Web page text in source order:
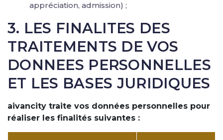
appréciation, admission) ;
3. LES FINALITES DES
TRAITEMENTS DE VOS
DONNEES PERSONNELLES
ET LES BASES JURIDIQUES
aivancity traite vos données personnelles pour
réaliser les finalités suivantes :